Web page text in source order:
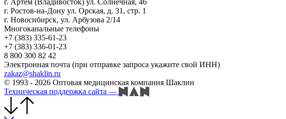
г. Ростов-на-Дону ул. Орская, д. 31, стр. 1
г. Новосибирск, ул. Арбузова 2/14
Многоканальные телефоны
+7 (383) 335-61-23
+7 (383) 336-01-23
8 800 300 82 42
Электронная почта (при отправке запроса укажите свой ИНН)
zakaz@shaklin.ru
© 1993 - 2026 Оптовая медицинская компания Шаклин
Техническая поддержка сайта —